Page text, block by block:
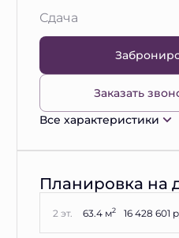
Сдача
Заказать
Все характеристики
Планировка на
2 эт. 63.4 м2 16 428 601